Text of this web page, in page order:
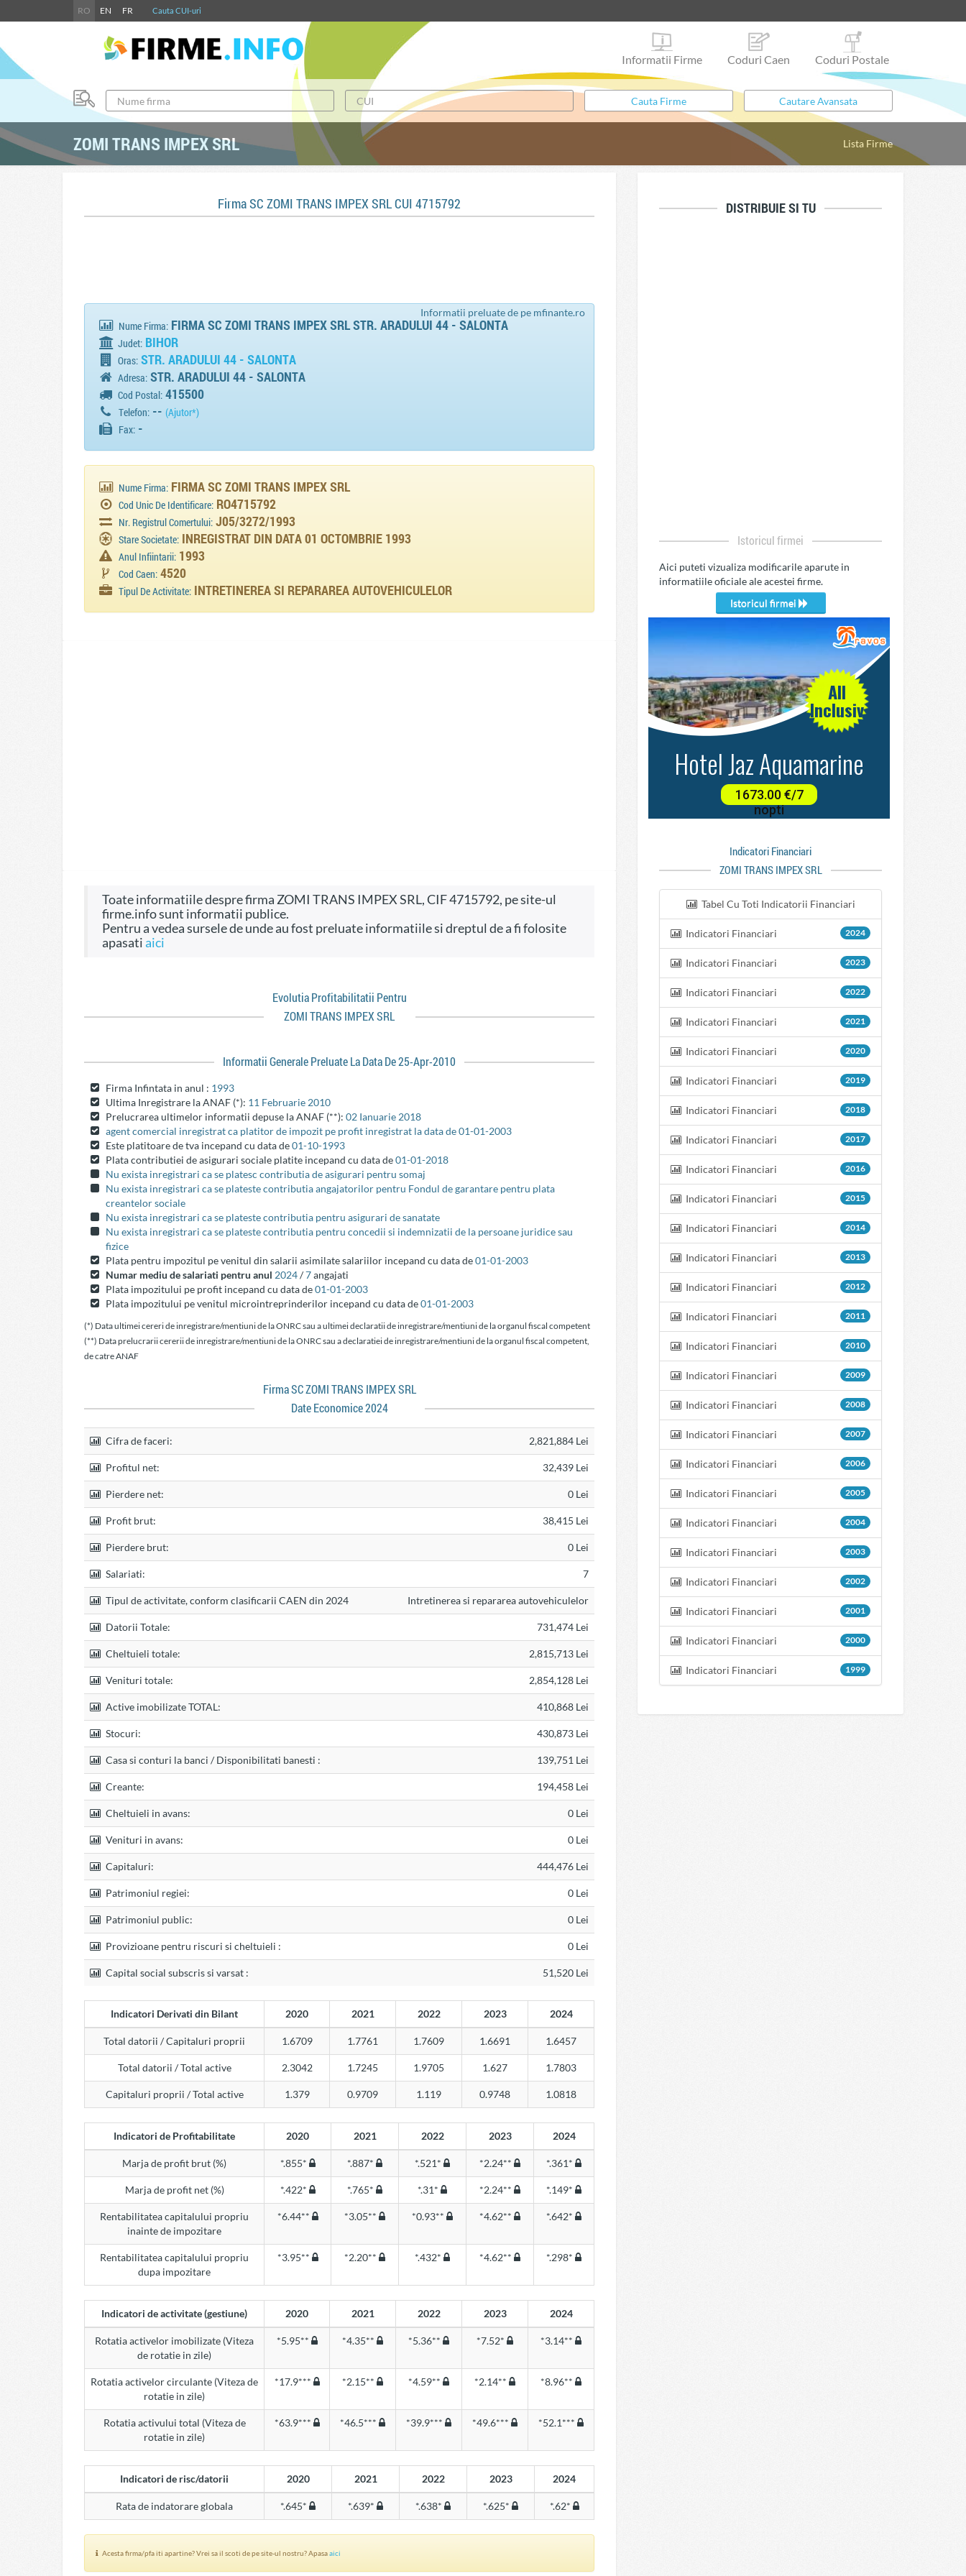
RO EN FR Cauta CUI-uri
Informatii Firme Coduri Caen Coduri Postale
ZOMI TRANS IMPEX SRL Lista Firme
Firma SC ZOMI TRANS IMPEX SRL CUI 4715792
Informatii preluate de pe mfinante.ro
Nume Firma: FIRMA SC ZOMI TRANS IMPEX SRL STR. ARADULUI 44 - SALONTA
Judet: BIHOR
Oras: STR. ARADULUI 44 - SALONTA
Adresa: STR. ARADULUI 44 - SALONTA
Cod Postal: 415500
Telefon: --(Ajutor*)
Fax: -
Nume Firma: FIRMA SC ZOMI TRANS IMPEX SRL
Cod Unic De Identificare: RO4715792
Nr. Registrul Comertului: J05/3272/1993
Stare Societate: INREGISTRAT DIN DATA 01 OCTOMBRIE 1993
Anul Infiintarii: 1993
Cod Caen: 4520
Tipul De Activitate: INTRETINEREA SI REPARAREA AUTOVEHICULELOR
Toate informatiile despre firma ZOMI TRANS IMPEX SRL, CIF 4715792, pe site-ul
firme.info sunt informatii publice.
Pentru a vedea sursele de unde au fost preluate informatiile si dreptul de a fi folosite
apasatiaici
Evolutia Profitabilitatii Pentru
ZOMI TRANS IMPEX SRL
Informatii Generale Preluate La Data De 25-Apr-2010
Firma Infintata in anul : 1993
Ultima Inregistrare la ANAF (*): 11 Februarie 2010
Prelucrarea ultimelor informatii depuse la ANAF (**): 02 Ianuarie 2018
agent comercial inregistrat ca platitor de impozit pe profit inregistrat la data de 01-01-2003
Este platitoare de tva incepand cu data de01-10-1993
Plata contributiei de asigurari sociale platite incepand cu data de01-01-2018
Nu exista inregistrari ca se platesc contributia de asigurari pentru somaj
Nu exista inregistrari ca se plateste contributia angajatorilor pentru Fondul de garantare pentru plata
creantelor sociale
Nu exista inregistrari ca se plateste contributia pentru asigurari de sanatate
Nu exista inregistrari ca se plateste contributia pentru concedii si indemnizatii de la persoane juridice sau
fizice
Plata pentru impozitul pe venitul din salarii asimilate salariilor incepand cu data de01-01-2003
Numar mediu de salariati pentru anul 2024/7angajati
Plata impozitului pe profit incepand cu data de01-01-2003
Plata impozitului pe venitul microintreprinderilor incepand cu data de01-01-2003
(*) Data ultimei cereri de inregistrare/mentiuni de la ONRC sau a ultimei declaratii de inregistrare/mentiuni de la organul fiscal competent
(**) Data prelucrarii cererii de inregistrare/mentiuni de la ONRC sau a declaratiei de inregistrare/mentiuni de la organul fiscal competent,
de catre ANAF
Firma SC ZOMI TRANS IMPEX SRL
Date Economice 2024
Cifra de faceri: 2,821,884 Lei
Profitul net: 32,439 Lei
Pierdere net: 0 Lei
Profit brut: 38,415 Lei
Pierdere brut: 0 Lei
Salariati: 7
Tipul de activitate, conform clasificarii CAEN din 2024 Intretinerea si repararea autovehiculelor
Datorii Totale: 731,474 Lei
Cheltuieli totale: 2,815,713 Lei
Venituri totale: 2,854,128 Lei
Active imobilizate TOTAL: 410,868 Lei
Stocuri: 430,873 Lei
Casa si conturi la banci / Disponibilitati banesti : 139,751 Lei
Creante: 194,458 Lei
Cheltuieli in avans: 0 Lei
Venituri in avans: 0 Lei
Capitaluri: 444,476 Lei
Patrimoniul regiei: 0 Lei
Patrimoniul public: 0 Lei
Provizioane pentru riscuri si cheltuieli : 0 Lei
Capital social subscris si varsat : 51,520 Lei
Indicatori Derivati din Bilant 2020 2021 2022 2023 2024
Total datorii / Capitaluri proprii 1.6709 1.7761 1.7609 1.6691 1.6457
Total datorii / Total active 2.3042 1.7245 1.9705 1.627 1.7803
Capitaluri proprii / Total active 1.379 0.9709 1.119 0.9748 1.0818
Indicatori de Profitabilitate 2020 2021 2022 2023 2024
Marja de profit brut (%) *.855* *.887* *.521* *2.24** *.361*
Marja de profit net (%) *.422* *.765* *.31* *2.24** *.149*
Rentabilitatea capitalului propriu
inainte de impozitare
*6.44** *3.05** *0.93** *4.62** *.642*
Rentabilitatea capitalului propriu
dupa impozitare
*3.95** *2.20** *.432* *4.62** *.298*
Indicatori de activitate (gestiune) 2020 2021 2022 2023 2024
Rotatia activelor imobilizate (Viteza
de rotatie in zile)
*5.95** *4.35** *5.36** *7.52* *3.14**
Rotatia activelor circulante (Viteza de
rotatie in zile)
*17.9*** *2.15** *4.59** *2.14** *8.96**
Rotatia activului total (Viteza de
rotatie in zile)
*63.9*** *46.5*** *39.9*** *49.6*** *52.1***
Indicatori de risc/datorii 2020 2021 2022 2023 2024
Rata de indatorare globala *.645* *.639* *.638* *.625* *.62*
Acesta firma/pfa iti apartine? Vrei sa il scoti de pe site-ul nostru? Apasaaici
DISTRIBUIE SI TU
Istoricul firmei
Aici puteti vizualiza modificarile aparute in
informatiile oficiale ale acestei firme.
Istoricul firmei
Indicatori Financiari
ZOMI TRANS IMPEX SRL
Tabel Cu Toti Indicatorii Financiari
Indicatori Financiari 2024
Indicatori Financiari 2023
Indicatori Financiari 2022
Indicatori Financiari 2021
Indicatori Financiari 2020
Indicatori Financiari 2019
Indicatori Financiari 2018
Indicatori Financiari 2017
Indicatori Financiari 2016
Indicatori Financiari 2015
Indicatori Financiari 2014
Indicatori Financiari 2013
Indicatori Financiari 2012
Indicatori Financiari 2011
Indicatori Financiari 2010
Indicatori Financiari 2009
Indicatori Financiari 2008
Indicatori Financiari 2007
Indicatori Financiari 2006
Indicatori Financiari 2005
Indicatori Financiari 2004
Indicatori Financiari 2003
Indicatori Financiari 2002
Indicatori Financiari 2001
Indicatori Financiari 2000
Indicatori Financiari 1999